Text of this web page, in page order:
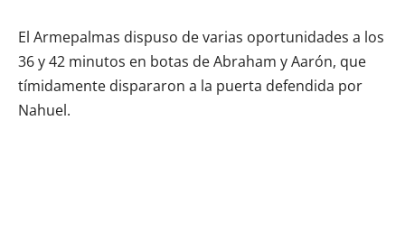
El Armepalmas dispuso de varias oportunidades a los
36 y 42 minutos en botas de Abraham y Aarón, que
tímidamente dispararon a la puerta defendida por
Nahuel.